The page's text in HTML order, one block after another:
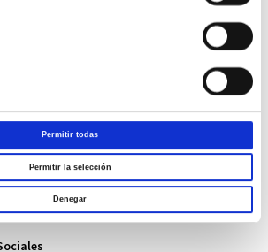
Permitir todas
Permitir la selección
Denegar
electrónico y web en este navegador para la